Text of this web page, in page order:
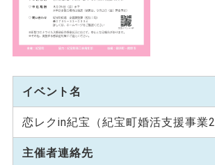
イベント名
恋レクin紀宝（紀宝町婚活支援事業
主催者連絡先